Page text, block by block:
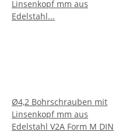
Ø4,2 Bohrschrauben mit
Linsenkopf mm aus
Edelstahl V2A Form M DIN